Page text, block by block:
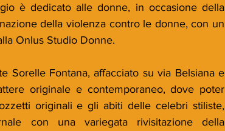
è dedicato alle donne, in occasione della
della violenza contro le donne, con un
Onlus Studio Donne.
Sorelle Fontana, affacciato su via Belsiana e
originale e contemporaneo, dove poter
originali e gli abiti delle celebri stiliste,
con una variegata rivisitazione della